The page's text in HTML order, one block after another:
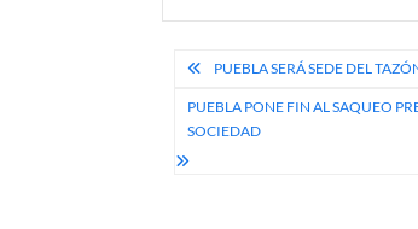
Navegación
de
entradas
PUEBLA SERÁ SEDE DEL
PUEBLA PONE FIN AL SAQUEO
SOCIEDAD